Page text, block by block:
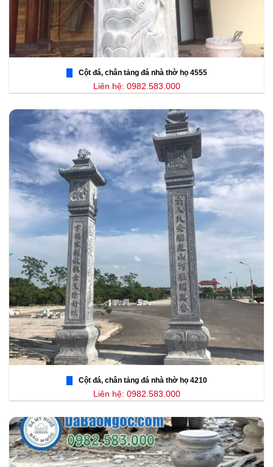
Cột đá, chân tảng đá nhà thờ họ 4555
Liên hệ: 0982.583.000
Cột đá, chân tảng đá nhà thờ họ 4210
Liên hệ: 0982.583.000